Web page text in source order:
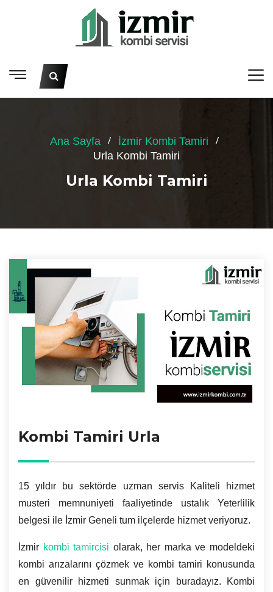
Ana Sayfa
İzmir Kombi Tamiri
Urla Kombi Tamiri
Urla Kombi Tamiri
Kombi Tamiri Urla
15 yıldır bu sektörde uzman servis Kaliteli hizmet
musteri memnuniyeti faaliyetinde ustalık Yeterlilik
belgesi ile İzmir Geneli tum ilçelerde hizmet veriyoruz.
İzmir kombi tamircisi olarak, her marka ve modeldeki
kombi arızalarını çözmek ve kombi tamiri konusunda
en güvenilir hizmeti sunmak için buradayız. Kombi